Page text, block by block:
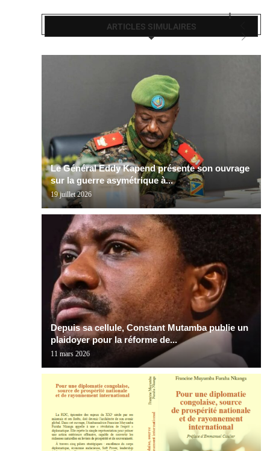
ARTICLES SIMULAIRES
Le Général Eddy Kapend présente son ouvrage
sur la guerre asymétrique à...
19 juillet 2026
Depuis sa cellule, Constant Mutamba publie un
plaidoyer pour la réforme de...
11 mars 2026